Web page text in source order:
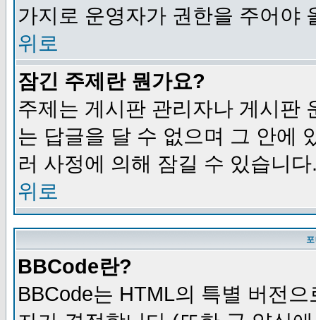
가지로 운영자가 권한을 주어야
위로
잠긴 주제란 뭔가요?
주제는 게시판 관리자나 게시판
는 답글을 달 수 없으며 그 안에
러 사정에 의해 잠길 수 있습니다
위로
BBCode란?
BBCode는 HTML의 특별 버전